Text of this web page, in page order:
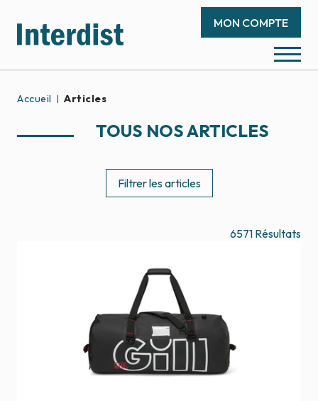
MON COMPTE
Accueil Articles
TOUS NOS ARTICLES
Filtrer les articles
6571 Résultats